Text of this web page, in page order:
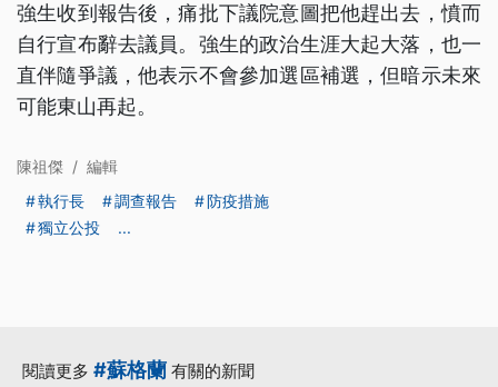
強生收到報告後，痛批下議院意圖把他趕出去，憤而
自行宣布辭去議員。強生的政治生涯大起大落，也一
直伴隨爭議，他表示不會參加選區補選，但暗示未來
可能東山再起。
陳祖傑 / 編輯
執行長
調查報告
防疫措施
獨立公投
...
閱讀更多 #蘇格蘭 有關的新聞